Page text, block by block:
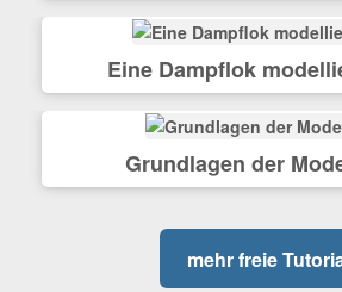
Eine Dampflok
Grundlagen der
mehr freie